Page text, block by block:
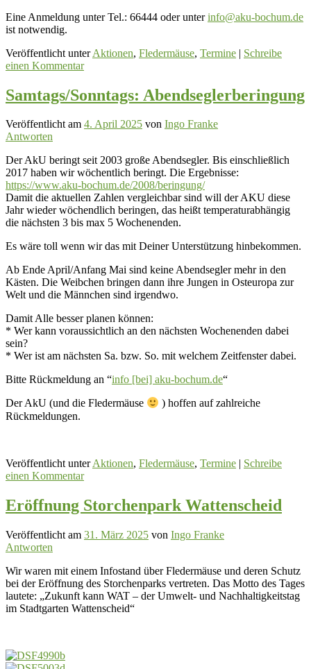
Eine Anmeldung unter Tel.: 66444 oder unterinfo@aku-bochum.de
ist notwendig.
Veröffentlicht unter Aktionen, Fledermäuse, Termine | Schreibe
einen Kommentar
Samtags/Sonntags: Abendseglerberingung
Veröffentlicht am 4. April 2025 von Ingo Franke
Antworten
Der AkU beringt seit 2003 große Abendsegler. Bis einschließlich
2017 haben wir wöchentlich beringt. Die Ergebnisse:
https://www.aku-bochum.de/2008/beringung/
Damit die aktuellen Zahlen vergleichbar sind will der AKU diese
Jahr wieder wöchendlich beringen, das heißt temperaturabhängig
die nächsten 3 bis max 5 Wochenenden.
Es wäre toll wenn wir das mit Deiner Unterstützung hinbekommen.
Ab Ende April/Anfang Mai sind keine Abendsegler mehr in den
Kästen. Die Weibchen bringen dann ihre Jungen in Osteuropa zur
Welt und die Männchen sind irgendwo.
Damit Alle besser planen können:
* Wer kann voraussichtlich an den nächsten Wochenenden dabei
sein?
* Wer ist am nächsten Sa. bzw. So. mit welchem Zeitfenster dabei.
Bitte Rückmeldung an “info [bei] aku-bochum.de“
Der AkU (und die Fledermäuse
) hoffen auf zahlreiche
Rückmeldungen.
Veröffentlicht unter Aktionen, Fledermäuse, Termine | Schreibe
einen Kommentar
Eröffnung Storchenpark Wattenscheid
Veröffentlicht am 31. März 2025 von Ingo Franke
Antworten
Wir waren mit einem Infostand über Fledermäuse und deren Schutz
bei der Eröffnung des Storchenparks vertreten. Das Motto des Tages
lautete: „Zukunft kann WAT – der Umwelt- und Nachhaltigkeitstag
im Stadtgarten Wattenscheid“